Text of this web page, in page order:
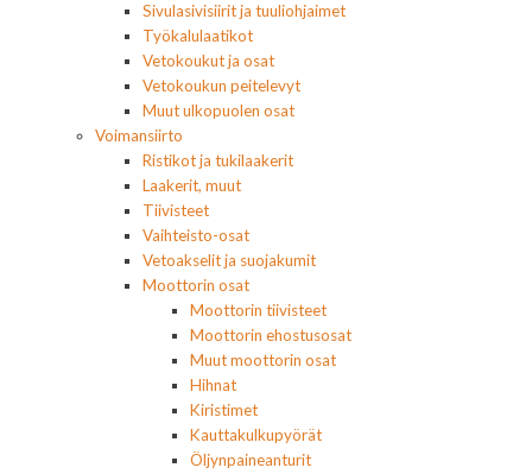
Sivulasivisiirit ja tuuliohjaimet
Työkalulaatikot
Vetokoukut ja osat
Vetokoukun peitelevyt
Muut ulkopuolen osat
Voimansiirto
Ristikot ja tukilaakerit
Laakerit, muut
Tiivisteet
Vaihteisto-osat
Vetoakselit ja suojakumit
Moottorin osat
Moottorin tiivisteet
Moottorin ehostusosat
Muut moottorin osat
Hihnat
Kiristimet
Kauttakulkupyörät
Öljynpaineanturit